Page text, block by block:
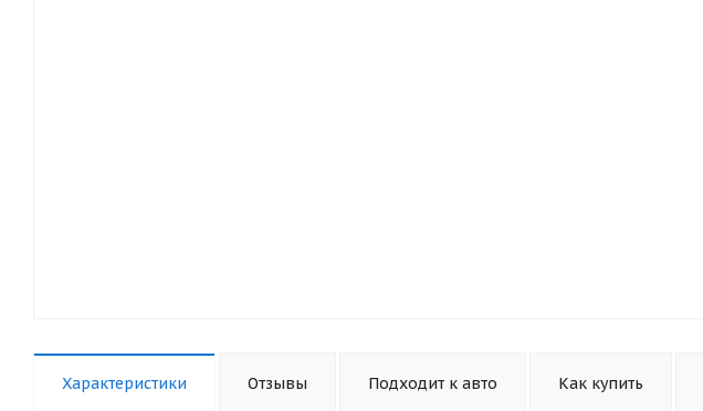
Характеристики Отзывы Подходит к авто Как купить